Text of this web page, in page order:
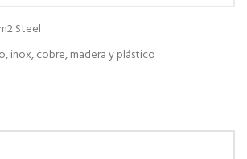
Steel
inox, cobre, madera y plástico